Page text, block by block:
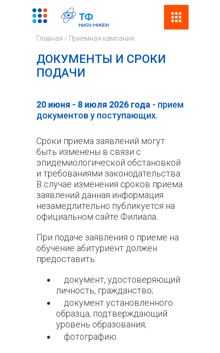
Главная / Приемная кампания
ДОКУМЕНТЫ И СРОКИ
ПОДАЧИ
20 июня - 8 июля 2026 года - прием
документов у поступающих.
Сроки приема заявлений могут
быть изменены в связи с
эпидемиологической обстановкой
и требованиями законодательства.
В случае изменения сроков приема
заявлений данная информация
незамедлительно публикуется на
официальном сайте Филиала.
При подаче заявления о приеме на
обучение абитуриент должен
предоставить:
документ, удостоверяющий
личность, гражданство;
документ установленного
образца, подтверждающий
уровень образования;
фотографию.